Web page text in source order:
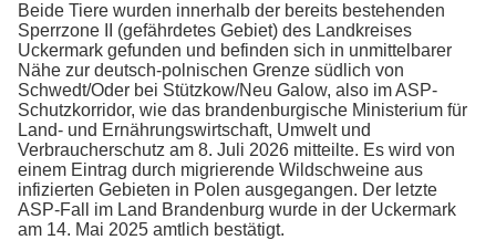
Beide Tiere wurden innerhalb der bereits bestehenden
Sperrzone II (gefährdetes Gebiet) des Landkreises
Uckermark gefunden und befinden sich in unmittelbarer
Nähe zur deutsch-polnischen Grenze südlich von
Schwedt/Oder bei Stützkow/Neu Galow, also im ASP-
Schutzkorridor, wie das brandenburgische Ministerium für
Land- und Ernährungswirtschaft, Umwelt und
Verbraucherschutz am 8. Juli 2026 mitteilte. Es wird von
einem Eintrag durch migrierende Wildschweine aus
infizierten Gebieten in Polen ausgegangen. Der letzte
ASP-Fall im Land Brandenburg wurde in der Uckermark
am 14. Mai 2025 amtlich bestätigt.